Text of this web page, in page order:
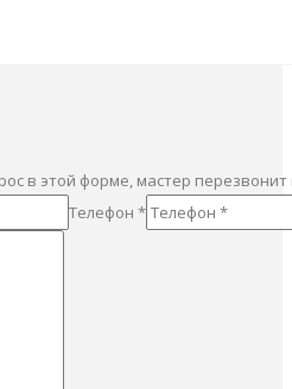
в этой форме, мастер
Телефон *